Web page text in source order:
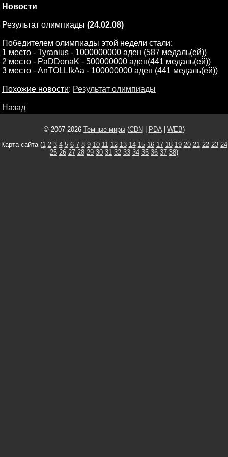
Новости
Результат олимпиады (24.02.08)
Победителем олимпиады этой недели стали:
1 место - Tyranius - 1000000000 аден (587 медаль(ей))
2 место - PaDDonaK - 500000000 аден(441 медаль(ей))
3 место - AnTOLLIkAa - 100000000 аден (441 медаль(ей))
Похожие новости: Результат олимпиады
Назад
© 2007-2026 Темные миры(CDN PDA| WEB)
Карта сайта (1 2 3 4 5 6 7 8 9 10 11 12 13 14 15 16 17 18 19 20 21 22 23 24
25 26 27 28 29 30 31 32 33 34 35 36 37 38)